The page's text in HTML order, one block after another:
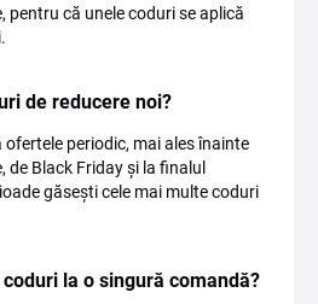
pentru că unele coduri se aplică
de reducere noi?
periodic, mai ales înainte
de Black Friday și la finalul
găsești cele mai multe coduri
la o singură comandă?